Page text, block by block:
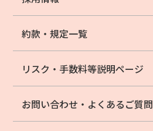
約款・規定一覧
リスク・手数料等説明ページ
お問い合わせ・ よくあるご質問